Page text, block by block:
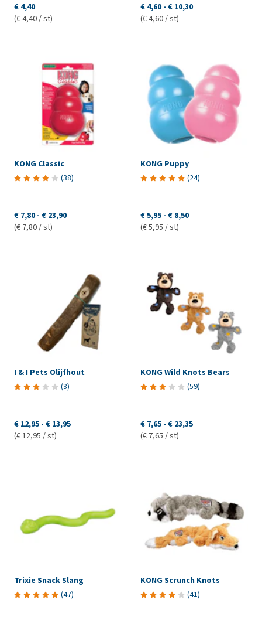
€ 4,40
(€ 4,40 / st)
€ 4,60 - € 10,30
(€ 4,60 / st)
KONG Classic
(38)
€ 7,80 - € 23,90
(€ 7,80 / st)
KONG Puppy
(24)
€ 5,95 - € 8,50
(€ 5,95 / st)
I & I Pets Olijfhout
(3)
€ 12,95 - € 13,95
(€ 12,95 / st)
KONG Wild Knots Bears
(59)
€ 7,65 - € 23,35
(€ 7,65 / st)
Trixie Snack Slang
(47)
KONG Scrunch Knots
(41)